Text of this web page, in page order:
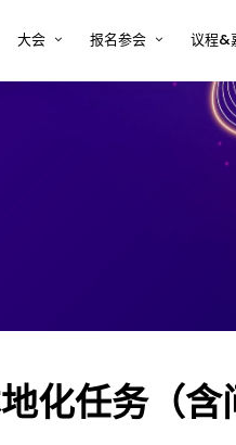
大会 报名参会
注册 tcworld 大会
议程&
大
大
化任务（含